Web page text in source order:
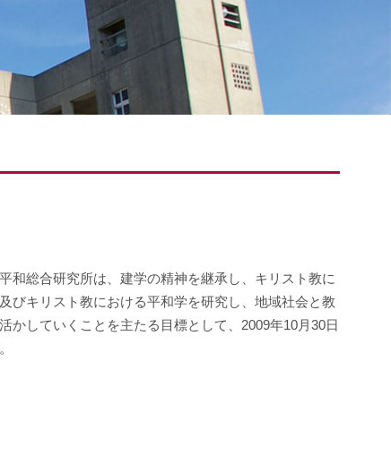
和総合研究所は、建学の精神を継承し、キリスト教に
びキリスト教における平和学を研究し、地域社会と教
かしていくことを主たる目標として、2009年10月30日